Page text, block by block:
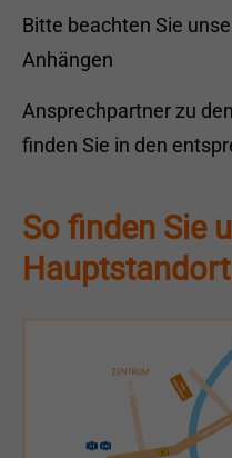
Bitte beachten Sie
Anhängen
Ansprechpartner zu
finden Sie in den
So finden Sie